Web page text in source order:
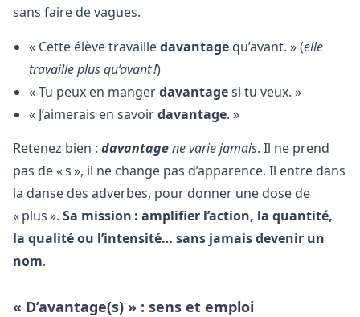
sans faire de vagues.
« Cette élève travailledavantage qu’avant. » (elle
travaille plus qu’avant !)
« Tu peux en mangerdavantagesi tu veux. »
« J’aimerais en savoirdavantage. »
Retenez bien : davantagene varie jamais. Il ne prend
pas de « s », il ne change pas d’apparence. Il entre dans
la danse des adverbes, pour donner une dose de
« plus ». Sa mission : amplifier l’action, la quantité,
la qualité ou l’intensité… sans jamais devenir un
nom.
« D’avantage(s) » : sens et emploi